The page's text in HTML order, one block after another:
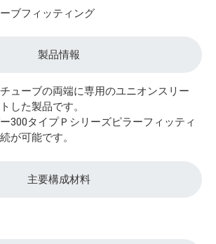
ブフィッティング
製品情報
ューブの両端に専用のユニオンスリー
した製品です。
300タイプＰシリーズピラーフィッティ
が可能です。
主要構成材料